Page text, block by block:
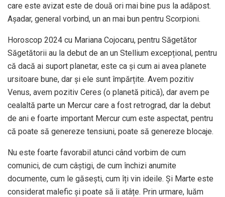
care este avizat este de două ori mai bine pus la adăpost.
Așadar, general vorbind, un an mai bun pentru Scorpioni.
Horoscop 2024 cu Mariana Cojocaru, pentru Săgetător
Săgetătorii au la debut de an un Stellium excepțional, pentru
că dacă ai suport planetar, este ca și cum ai avea planete
ursitoare bune, dar și ele sunt împărțite. Avem pozitiv
Venus, avem pozitiv Ceres (o planetă pitică), dar avem pe
cealaltă parte un Mercur care a fost retrograd, dar la debut
de ani e foarte important Mercur cum este aspectat, pentru
că poate să genereze tensiuni, poate să genereze blocaje.
Nu este foarte favorabil atunci când vorbim de cum
comunici, de cum câştigi, de cum închizi anumite
documente, cum le găsești, cum îți vin ideile. Şi Marte este
considerat malefic și poate să îi atâțe. Prin urmare, luăm